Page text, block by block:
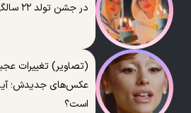
در جشن تولد ۲۲ سالگی + تصاویر
(تصاویر) تغییرات
عکس‌های جدیدش؛ آیا
است؟